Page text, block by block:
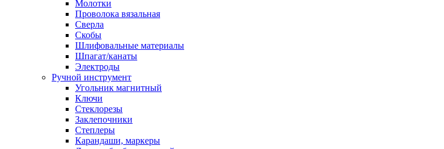
Молотки
Проволока вязальная
Сверла
Скобы
Шлифовальные материалы
Шпагат/канаты
Электроды
Ручной инструмент
Угольник магнитный
Ключи
Стеклорезы
Заклепочники
Степлеры
Карандаши, маркеры